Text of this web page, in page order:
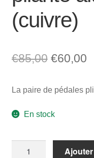
(cuivre)
€85,00 Le
initial
était :
€60,00Le
La paire de pédales
En stock